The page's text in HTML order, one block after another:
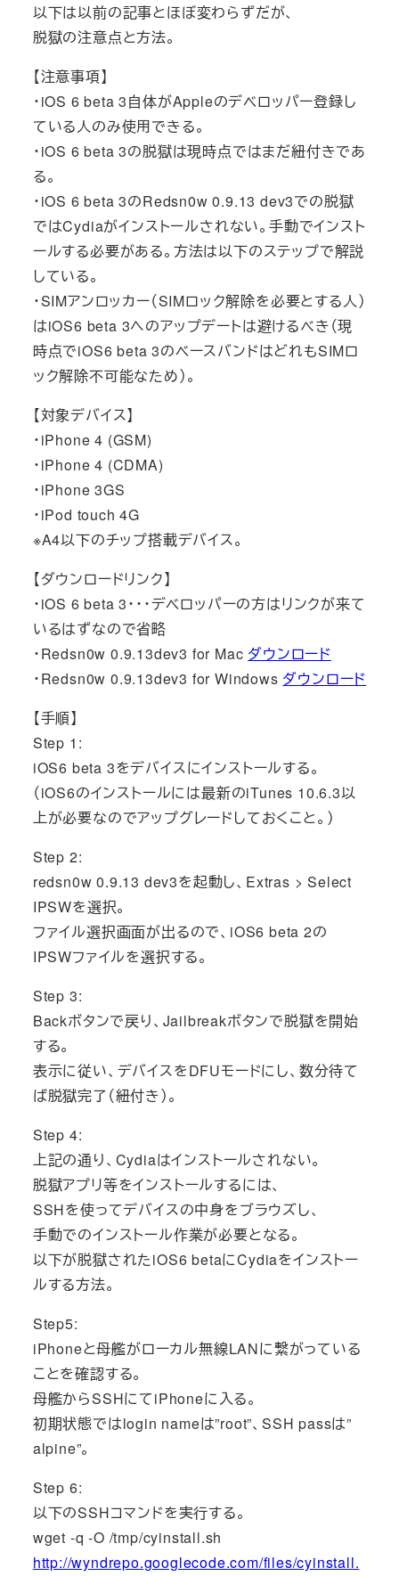
以下は以前の記事とほぼ変わらずだが、
脱獄の注意点と方法。
【注意事項】
・iOS 6 beta 3自体がAppleのデベロッパー登録し
ている人のみ使用できる。
・iOS 6 beta 3の脱獄は現時点ではまだ紐付きであ
る。
・iOS 6 beta 3のRedsn0w 0.9.13 dev3での脱獄
ではCydiaがインストールされない。手動でインスト
ールする必要がある。方法は以下のステップで解説
している。
・SIMアンロッカー（SIMロック解除を必要とする人）
はiOS6 beta 3へのアップデートは避けるべき（現
時点でiOS6 beta 3のベースバンドはどれもSIMロ
ック解除不可能なため）。
【対象デバイス】
・iPhone 4 (GSM)
・iPhone 4 (CDMA)
・iPhone 3GS
・iPod touch 4G
※A4以下のチップ搭載デバイス。
【ダウンロードリンク】
・iOS 6 beta 3・・・デベロッパーの方はリンクが来て
いるはずなので省略
・Redsn0w 0.9.13dev3 for Mac ダウンロード
・Redsn0w 0.9.13dev3 for Windows ダウンロード
【手順】
Step 1:
iOS6 beta 3をデバイスにインストールする。
（iOS6のインストールには最新のiTunes 10.6.3以
上が必要なのでアップグレードしておくこと。）
Step 2:
redsn0w 0.9.13 dev3を起動し、Extras > Select
IPSWを選択。
ファイル選択画面が出るので、iOS6 beta 2の
IPSWファイルを選択する。
Step 3:
Backボタンで戻り、Jailbreakボタンで脱獄を開始
する。
表示に従い、デバイスをDFUモードにし、数分待て
ば脱獄完了（紐付き）。
Step 4:
上記の通り、Cydiaはインストールされない。
脱獄アプリ等をインストールするには、
SSHを使ってデバイスの中身をブラウズし、
手動でのインストール作業が必要となる。
以下が脱獄されたiOS6 betaにCydiaをインストー
ルする方法。
Step5:
iPhoneと母艦がローカル無線LANに繋がっている
ことを確認する。
母艦からSSHにてiPhoneに入る。
初期状態ではlogin nameは”root”、SSH passは”
alpine”。
Step 6:
以下のSSHコマンドを実行する。
wget -q -O /tmp/cyinstall.sh
http://wyndrepo.googlecode.com/files/cyinstall.